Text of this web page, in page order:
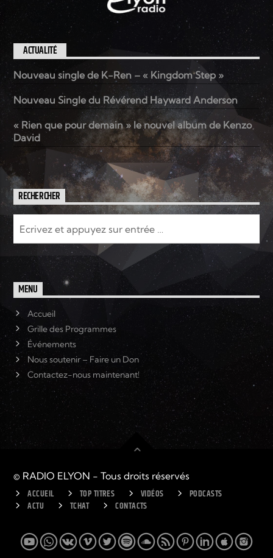
ACTUALITÉ
Nouveau single de K-Ren – « Kingdom Step »
Nouveau Single du Révérend Hayward Anderson
« Rien que pour demain » le nouvel album de Kenzo
David
RECHERCHER
MENU
Accueil
Grille des Programmes
Événements
Nous soutenir – Faire un Don
Contactez-nous maintenant!
© RADIO ELYON - Tous droits réservés
ACCUEIL TOP TITRES VIDÉOS
PODCASTS
ACTU
TCHAT CONTACTS